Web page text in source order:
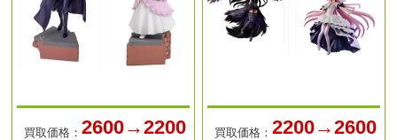
買取価格： 2600→2200 買取価格： 2200→2600